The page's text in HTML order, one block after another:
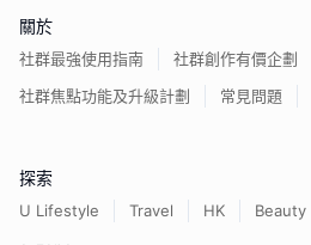
關於
社群最強使用指南
社群創作有價企劃
社群焦點功能及升級計劃
常見問題
探索
U Lifestyle Travel HK Beauty